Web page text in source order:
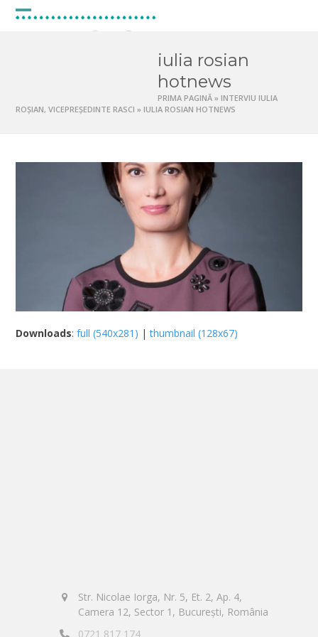
Skip
Open
Close
iulia rosian
hotnews
PRIMA PAGINĂ » INTERVIU IULIA
ROȘIAN, VICEPREȘEDINTE RASCI » IULIA ROSIAN HOTNEWS
Downloads:full (540x281) |thumbnail (128x67)
Str. Nicolae Iorga, Nr. 5, Et. 2, Ap. 4,
Camera 12, Sector 1, București, România
0721 817 174